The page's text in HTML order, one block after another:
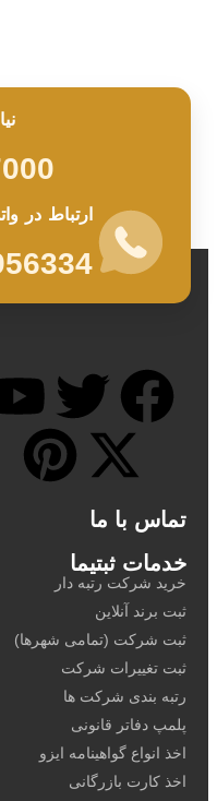
ارتباط در
تماس با ما
خدمات ثبتیما
خرید شرکت رتبه دار
ثبت برند آنلاین
ثبت شرکت (تمامی شهرها)
ثبت تغییرات شرکت
رتبه بندی شرکت ها
پلمپ دفاتر قانونی
اخذ انواع گواهینامه ایزو
اخذ کارت بازرگانی